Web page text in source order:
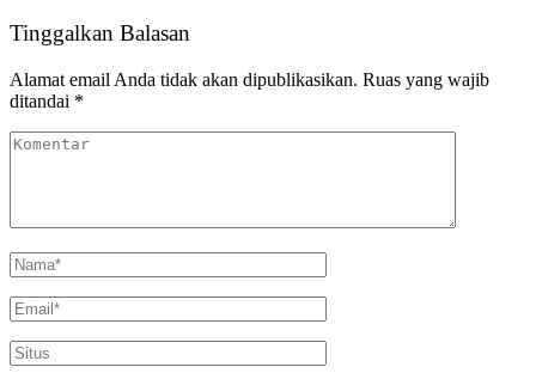
Tinggalkan Balasan
Alamat email Anda tidak akan dipublikasikan. Ruas yang wajib
ditandai *